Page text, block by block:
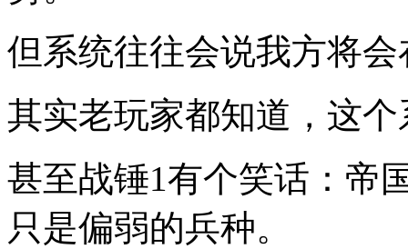
但系统往往会说我方将
其实老玩家都知道，这
甚至战锤1有个笑话：帝
只是偏弱的兵种。